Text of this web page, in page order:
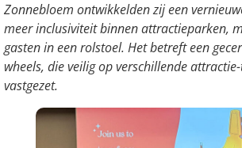
Zonnebloem ontwikkelden zij een
meer inclusiviteit binnen attractieparken,
gasten in een rolstoel. Het betreft een
wheels, die veilig op verschillende
vastgezet.